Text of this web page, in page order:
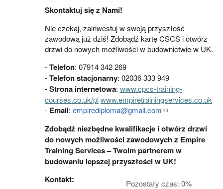
Skontaktuj się z Nami!
Nie czekaj, zainwestuj w swoją przyszłość
zawodową już dziś! Zdobądź kartę CSCS i otwórz
drzwi do nowych możliwości w budownictwie w UK.
-Telefon: 07914 342 269
-Telefon stacjonarny: 02036 333 949
-Strona internetowa: www.cpcs-training-
courses.co.uk/plwww.empiretrainingservices.co.uk
- Email: empirediploma@gmail.com(link sends e-
Zdobądź niezbędne kwalifikacje i otwórz drzwi
do nowych możliwości zawodowych z Empire
Training Services – Twoim partnerem w
budowaniu lepszej przyszłości w UK!
Pozostały czas: 0%
Kontakt: